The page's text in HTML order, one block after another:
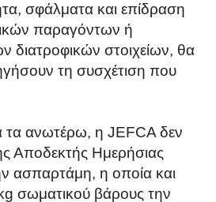
σφάλματα και επίδραση
παραγόντων ή
διατροφικών στοιχείων, θα
τη συσχέτιση που
τα ανωτέρω, η JEFCA δεν
Αποδεκτής Ημερήσιας
ασπαρτάμη, η οποία και
σωματικού βάρους την